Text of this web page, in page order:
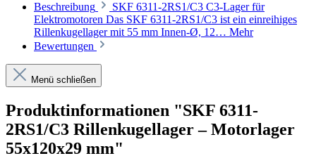
Beschreibung
SKF 6311-2RS1/C3 C3-Lager für
Elektromotoren Das SKF 6311-2RS1/C3 ist ein einreihiges
Rillenkugellager mit 55 mm Innen-Ø, 12… Mehr
Bewertungen
Menü schließen
Produktinformationen "SKF 6311-
2RS1/C3 Rillenkugellager – Motorlager
55x120x29 mm"